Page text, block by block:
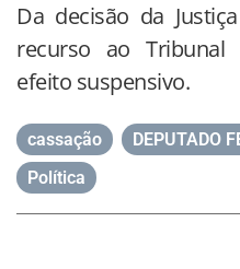
Da decisão da
recurso ao Tribunal
efeito suspensivo.
cassação DEPUTADO
Política